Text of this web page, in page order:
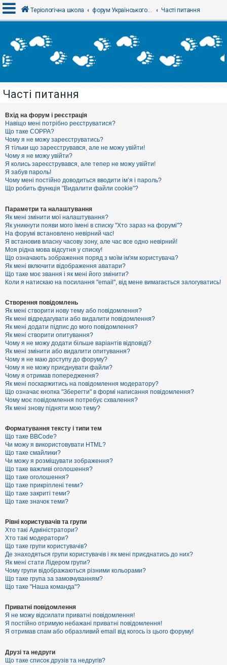
х
і
Р
є
с
т
р
а
ц
і
я
Т
м
и
б
е
з
в
і
д
п
о
в
і
е
й
А
к
т
и
в
н
і
т
е
м
и
П
о
ш
у
к
Д
о
п
о
г
а
Теріологічна школа форум Українського теріологічного товариства Часті питання
Часті питання
Вхід на форум і реєстрація
Навіщо мені потрібно реєструватися?
Що таке COPPA?
Чому я не можу зареєструватись?
Я тільки що зареєструвався, але не можу увійти!
Чому я не можу увійти?
Я колись зареєструвався, але тепер не можу увійти!
Я забув пароль!
Чому мені постійно доводиться вводити ім’я і пароль?
Що робить функція "Видалити файли cookie"?
Параметри та налаштування
Як мені змінити мої налаштування?
Як уникнути появи мого імені в списку "Хто зараз на форумі"?
На форумі встановлено невірний час!
Я встановив власну часову зону, але час все одно невірний!
Моя рідна мова відсутня у списку!
Що означають зображення поряд з моїм ім'ям користувача?
Як мені включити відображення аватари?
Що таке моє звання і як мені його змінити?
Коли я натискаю на посилання "email", від мене вимагається залогуватись!
Створення повідомлень
Як мені створити нову тему або повідомлення?
Як мені відредагувати або видалити повідомлення?
Як мені додати підпис до мого повідомлення?
Як мені створити опитування?
Чому я не можу додати більше варіантів відповіді?
Як мені змінити або видалити опитування?
Чому я не маю доступу до форуму?
Чому я не можу приєднувати файли?
Чому я отримав попередження?
Як мені поскаржитись на повідомлення модератору?
Що означає кнопка "Зберегти" в формі написання повідомлення?
Чому моє повідомлення потребує схвалення?
Як мені знову підняти мою тему?
Форматування тексту і типи тем
Що таке BBCode?
Чи можу я використовувати HTML?
Що таке смайлики?
Чи можу я розміщувати зображення?
Що таке важливі оголошення?
Що таке оголошення?
Що таке прикріплені теми?
Що таке закриті теми?
Що таке значок теми?
Рівні користувачів та групи
Хто такі Адміністратори?
Хто такі модератори?
Що таке групи користувачів?
Де знаходяться групи користувачів і як мені приєднатись до них?
Як мені стати Лідером групи?
Чому групи відображаються різними кольорами?
Що таке група за замовчуванням?
Що таке "Наша команда"?
Приватні повідомлення
Я не можу відсилати приватні повідомлення!
Я постійно отримую небажані приватні повідомлення!
Я отримав спам або образливий email від когось із цього форуму!
Друзі та недруги
Що таке список друзів та недругів?